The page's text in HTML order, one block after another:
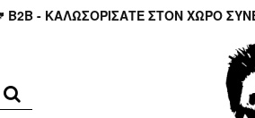
Β2Β - ΚΑΛΩΣΟΡΙΣΑΤΕ ΣΤΟΝ ΧΩΡΟ